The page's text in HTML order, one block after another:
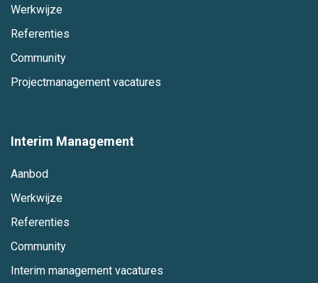
Werkwijze
Referenties
Community
Projectmanagement vacatures
Interim Management
Aanbod
Werkwijze
Referenties
Community
Interim management vacatures